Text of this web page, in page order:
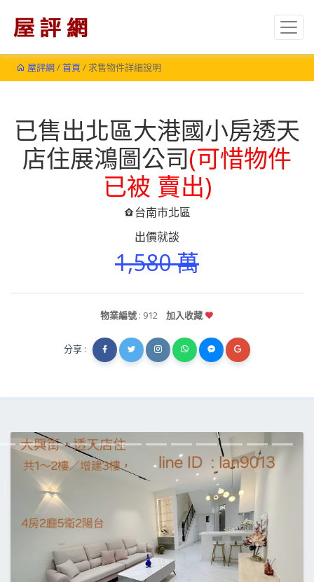
屋評網/首頁 / 求售物件詳細說明
已售出北區大港國小房透天
店住展鴻圖公司(可惜物件
已被 賣出)
台南市北區
出價就談
1,580 萬
物業編號 : 912 加入收藏
分享 :